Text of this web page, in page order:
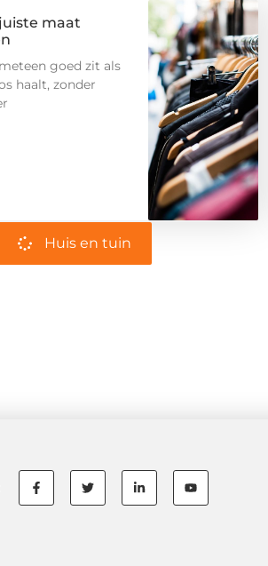
maat
goed zit als
haalt, zonder
Huis en tuin